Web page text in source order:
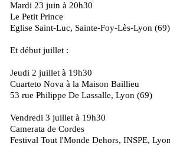
Mardi 23 juin à 20h30
Le Petit Prince
Eglise Saint-Luc, Sainte-Foy-Lès-Lyon (69)
Et début juillet :
Jeudi 2 juillet à 19h30
Cuarteto Nova à la Maison Baillieu
53 rue Philippe De Lassalle, Lyon (69)
Vendredi 3 juillet à 19h30
Camerata de Cordes
Festival Tout l'Monde Dehors, INSPE,